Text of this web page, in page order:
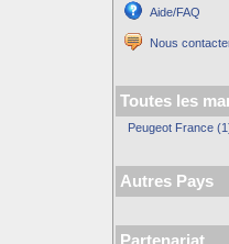
Aide/FAQ
Nous
Toutes les
Peugeot France
Autres Pays